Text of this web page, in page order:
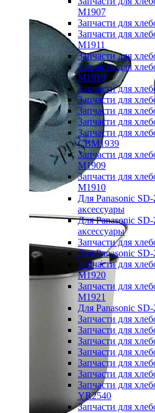
M1907
Запчасти для
Запчасти для
M1911
Запчасти для
Запчасти для
M1919
Запчасти для
Запчасти для
Запчасти для
Запчасти для
Запчасти для
CBM1939
Запчасти для
M1909
Запчасти для
M1910
Для Panasonic
аксессуары
Для Panasonic
аксессуары
Запчасти для
Для Panasonic
Запчасти для
M1920
Запчасти для
M1921
Для Panasonic
Запчасти для
Запчасти для
Запчасти для
Запчасти для
Запчасти для
Запчасти для
Запчасти для
YR2540
Запчасти для